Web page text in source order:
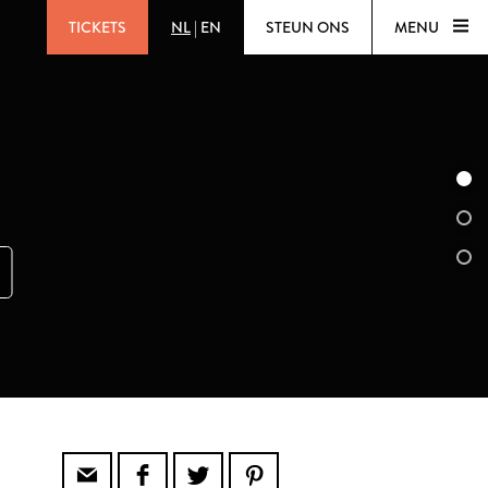
TICKETS NL | EN STEUN ONS MENU